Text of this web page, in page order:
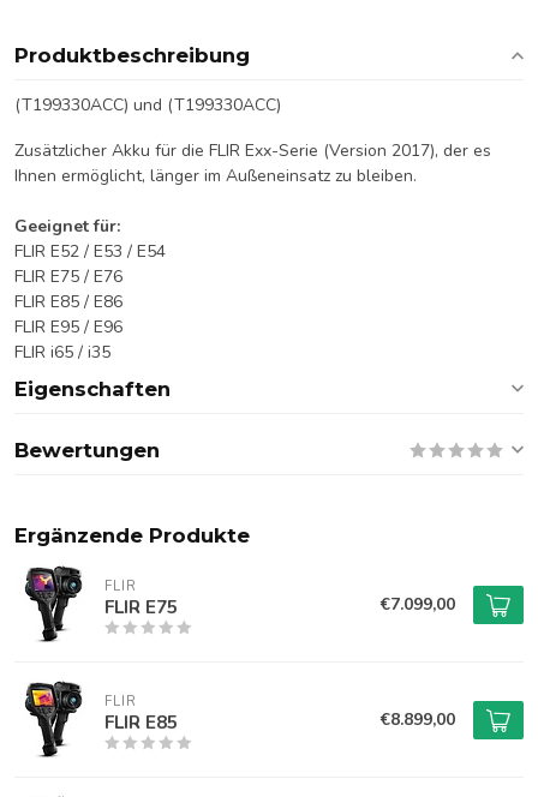
Produktbeschreibung
(T199330ACC) und (T199330ACC)
Zusätzlicher Akku für die FLIR Exx-Serie (Version 2017), der es
Ihnen ermöglicht, länger im Außeneinsatz zu bleiben.
Geeignet für:
FLIR E52 / E53 / E54
FLIR E75 / E76
FLIR E85 / E86
FLIR E95 / E96
FLIR i65 / i35
Eigenschaften
Bewertungen
Ergänzende Produkte
FLIR
FLIR E75 €7.099,00
FLIR
FLIR E85 €8.899,00